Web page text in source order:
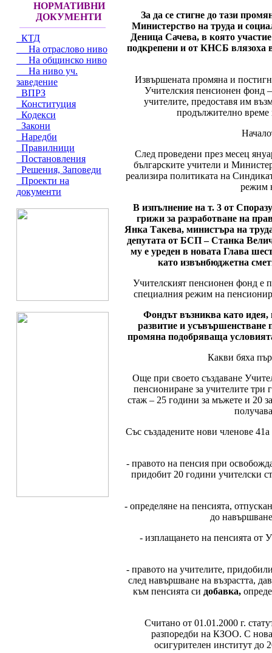
НОРМАТИВНИ
ДОКУМЕНТИ
КТД
На отраслово ниво
На общинско ниво
На ниво уч.
заведение
ВПРЗ
Конституция
Кодекси
Закони
Наредби
Правилници
Постановления
Решения, Заповеди
Проекти на
документи
За да се стигне до тази
Министерство на труда и
Деница Сачева, в която
подкрепени и от КНСБ влязоха
Извършената промяна и
Учителския пенсионен фонд
учителите, предоставя им
продължително
След проведени през месец
българските учители и
реализира политиката на
режим
В изпълнение на т. 3 от
грижи за разработване на
Янка Такева, министъра на
депутата от БСП – Станка
му е уреден в новата Глава
като извънбюджетна
Учителският пенсионен фонд е
специалния режим на
Фондът възниква като идея,
развитие и усъвършенстване
промяна подобряваща
Какви бяха
Още при своето създаване
пенсиониране за учителите три
стаж – 25 години за мъжете и 20
Със създадените нови членове
- правото на пенсия при
придобит 20 години учителски
- определяне на пенсията,
до
- изплащането на пенсията от
- правото на учителите,
след навършване на възрастта,
към пенсията си добавка,
Считано от 01.01.2000 г.
разпоредби на КЗОО. С
осигурителен институт до